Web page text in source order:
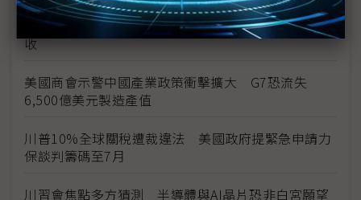
川普全球關稅死裡逃生 聯邦法院暫維持10%關稅徵
收
美國商會示警中國產業政策衝擊擴大 G7恐流失
6,500億美元製造產值
川普10%全球關稅遭裁違法 美國政府提緊急申請力
保談判籌碼至7月
川習會焦點多方猜測 半導體與AI晶片恐非白宮願望